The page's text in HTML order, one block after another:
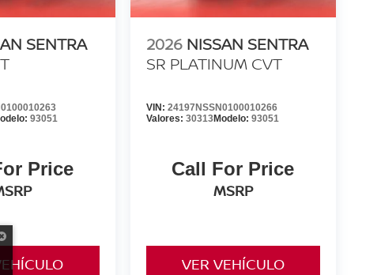
SENTRA
93051
Price
2026 NISSAN SENTRA
SR PLATINUM CVT
VIN: 24197NSSN0100010266
Valores: 30313Modelo: 93051
Call For Price
MSRP
VER VEHÍCULO